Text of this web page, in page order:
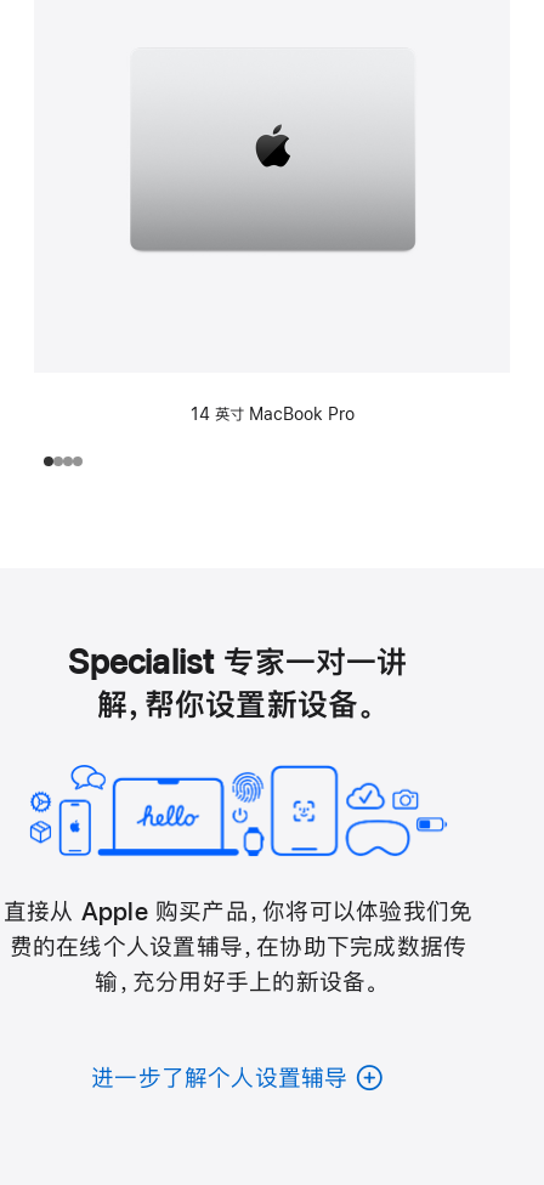
14 英寸 MacBook Pro
Specialist 专家一对一讲
解，帮你设置新设备。
直接从 Apple 购买产品，你将可以体验我们免
费的在线个人设置辅导，在协助下完成数据传
输，充分用好手上的新设备。
进一步了解个人设置辅导